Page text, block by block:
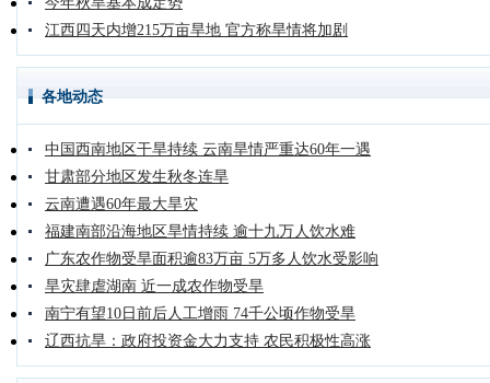
江西四天内增215万亩旱地 官方称旱情将加剧
各地动态
中国西南地区干旱持续 云南旱情严重达60年一遇
甘肃部分地区发生秋冬连旱
云南遭遇60年最大旱灾
福建南部沿海地区旱情持续 逾十九万人饮水难
广东农作物受旱面积逾83万亩 5万多人饮水受影响
旱灾肆虐湖南 近一成农作物受旱
南宁有望10日前后人工增雨 74千公顷作物受旱
辽西抗旱：政府投资金大力支持 农民积极性高涨